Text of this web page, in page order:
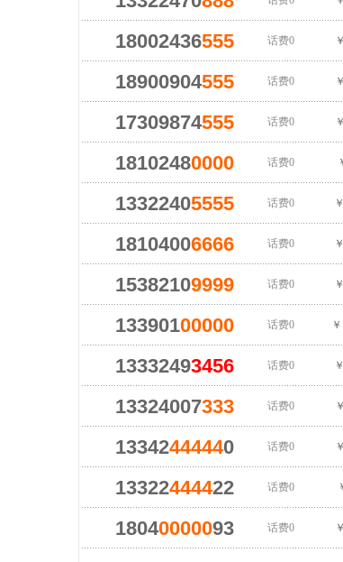
18002436555 话费0
18900904555 话费0
17309874555 话费0
18102480000 话费0
13322405555 话费0
18104006666 话费0
15382109999 话费0
13390100000 话费0
13332493456 话费0
13324007333 话费0
13342444440 话费0
13322444422 话费0
18040000093 话费0